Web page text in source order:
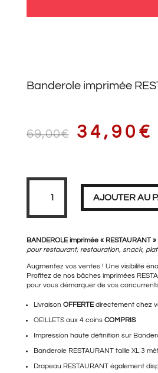
Banderole imprimée
69,00€ LE
PRIX
ÉTAIT :
34,90 €
quantité
Banderole
imprimée
AJOUTER AU
BANDEROLE imprimée « RESTAURANT
pour restaurant, restauration, snack,
Augmentez vos ventes ! Une visibilité
Profitez de nos bâches imprimées
pour vous démarquer de vos
Livraison OFFERTEdirectement chez
OEILLETS aux 4 coins COMPRIS
Impression haute définition sur
Banderole RESTAURANTtaille XL 3
Drapeau RESTAURANTégalement